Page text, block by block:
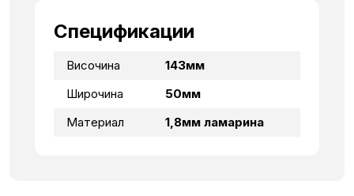
Спецификации
Височина
143мм
Широчина
50мм
Материал
1,8мм ламарина